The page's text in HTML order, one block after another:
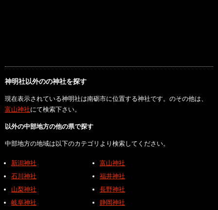
神明社以外のの神社を探す
現在表示されている神明社は南砺市に位置する神社です。のその他は、
富山神社にて検索下さい。
以外の中部地方の他の県で探す
中部地方の地域は以下のカテゴリより検索してください。
新潟神社
富山神社
石川神社
福井神社
山梨神社
長野神社
岐阜神社
静岡神社